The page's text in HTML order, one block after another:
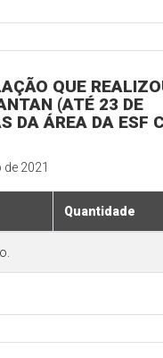
QUE
(ATÉ 23 DE
DA ÁREA DA ESF
2021
Quantidade